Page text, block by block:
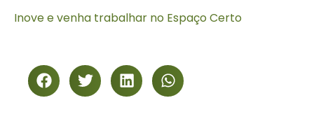
Inove e venha trabalhar no Espaço Certo